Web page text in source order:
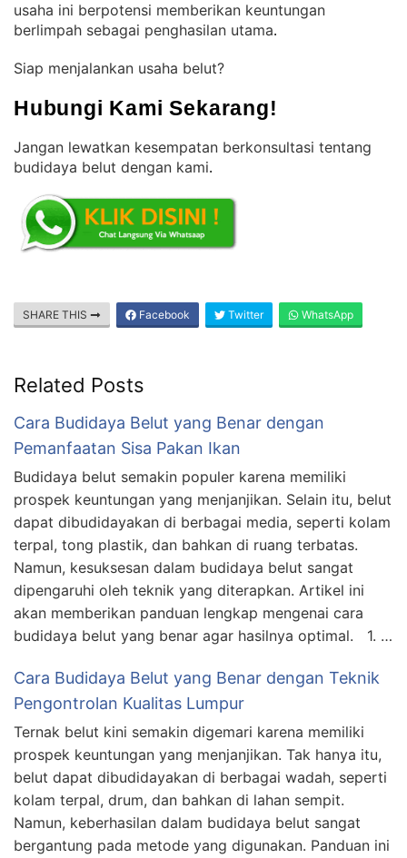
usaha ini berpotensi memberikan keuntungan
berlimpah sebagai penghasilan utama.
Siap menjalankan usaha belut?
Hubungi Kami Sekarang!
Jangan lewatkan kesempatan berkonsultasi tentang
budidaya belut dengan kami.
SHARE THIS Facebook Twitter WhatsApp
Related Posts
Cara Budidaya Belut yang Benar dengan
Pemanfaatan Sisa Pakan Ikan
Budidaya belut semakin populer karena memiliki
prospek keuntungan yang menjanjikan. Selain itu, belut
dapat dibudidayakan di berbagai media, seperti kolam
terpal, tong plastik, dan bahkan di ruang terbatas.
Namun, kesuksesan dalam budidaya belut sangat
dipengaruhi oleh teknik yang diterapkan. Artikel ini
akan memberikan panduan lengkap mengenai cara
budidaya belut yang benar agar hasilnya optimal. 1. …
Cara Budidaya Belut yang Benar dengan Teknik
Pengontrolan Kualitas Lumpur
Ternak belut kini semakin digemari karena memiliki
prospek keuntungan yang menjanjikan. Tak hanya itu,
belut dapat dibudidayakan di berbagai wadah, seperti
kolam terpal, drum, dan bahkan di lahan sempit.
Namun, keberhasilan dalam budidaya belut sangat
bergantung pada metode yang digunakan. Panduan ini